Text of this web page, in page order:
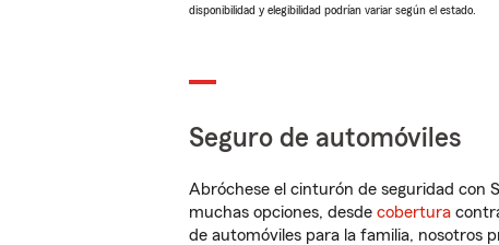
disponibilidad y elegibilidad podrían variar según el estado.
Seguro de automóviles
Abróchese el cinturón de seguridad con
muchas opciones, desde cobertura
de automóviles para la familia, nosotros